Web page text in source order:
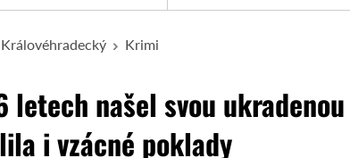
Královéhradecký Krimi
letech našel svou
i vzácné poklady